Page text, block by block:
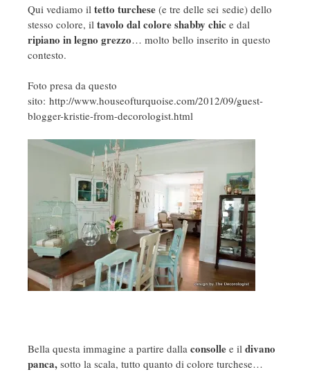
Qui vediamo il tetto turchese (e tre delle sei sedie) dello
stesso colore, il tavolo dal colore shabby chic e dal
ripiano in legno grezzo… molto bello inserito in questo
contesto.
Foto presa da questo
sito: http://www.houseofturquoise.com/2012/09/guest-
blogger-kristie-from-decorologist.html
Bella questa immagine a partire dalla consolle e il divano
panca, sotto la scala, tutto quanto di colore turchese…